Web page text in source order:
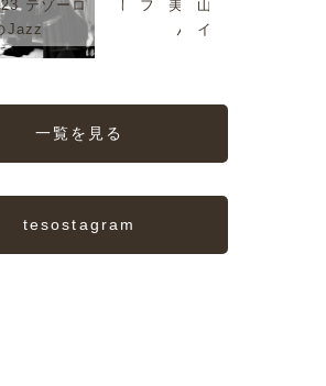
テゾーロ
Jazz
しいかフを歩いて
みる？
美味しい
んだよ
山ノ内町
イイね〜
一覧を見る
tesostagram